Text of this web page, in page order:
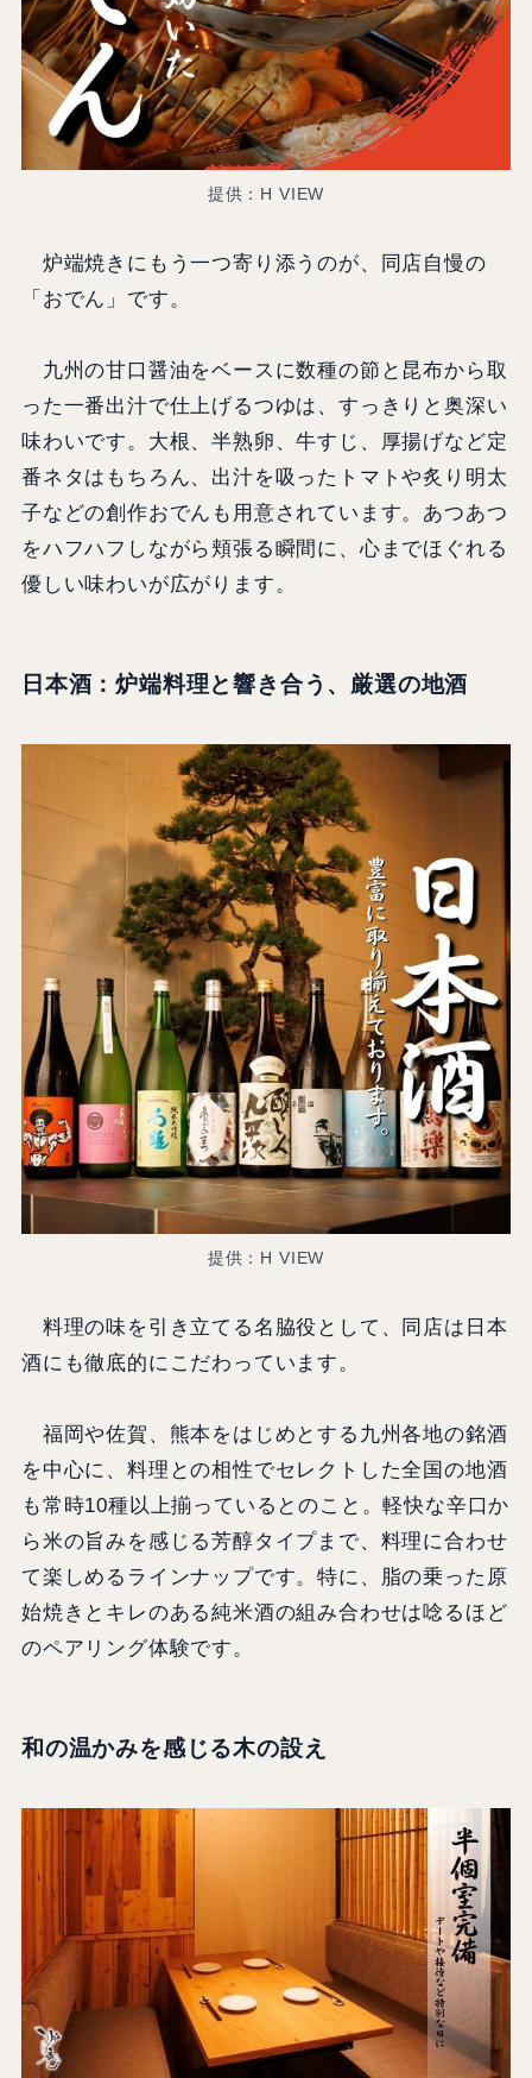
提供：H VIEW
炉端焼きにもう一つ寄り添うのが、同店自慢の
「おでん」です。
九州の甘口醤油をベースに数種の節と昆布から取
った一番出汁で仕上げるつゆは、すっきりと奥深い
味わいです。大根、半熟卵、牛すじ、厚揚げなど定
番ネタはもちろん、出汁を吸ったトマトや炙り明太
子などの創作おでんも用意されています。あつあつ
をハフハフしながら頬張る瞬間に、心までほぐれる
優しい味わいが広がります。
日本酒：炉端料理と響き合う、厳選の地酒
提供：H VIEW
料理の味を引き立てる名脇役として、同店は日本
酒にも徹底的にこだわっています。
福岡や佐賀、熊本をはじめとする九州各地の銘酒
を中心に、料理との相性でセレクトした全国の地酒
も常時10種以上揃っているとのこと。軽快な辛口か
ら米の旨みを感じる芳醇タイプまで、料理に合わせ
て楽しめるラインナップです。特に、脂の乗った原
始焼きとキレのある純米酒の組み合わせは唸るほど
のペアリング体験です。
和の温かみを感じる木の設え